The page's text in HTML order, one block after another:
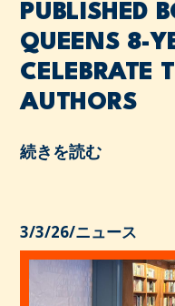
PUBLISHED
QUEENS 8-
CELEBRATE
AUTHORS
続きを読む
3/3/26/ニュース